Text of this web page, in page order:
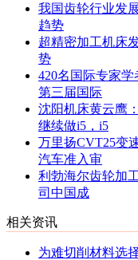
我国齿轮行业发
趋势
超精密加工机床
势
420名国际专家学
第三届国际
沈阳机床黄云鹰
继续做i5，i5
万里扬CVT25变
汽车准入审
利勃海尔齿轮加
司中国成
相关资讯
为难切削材料选